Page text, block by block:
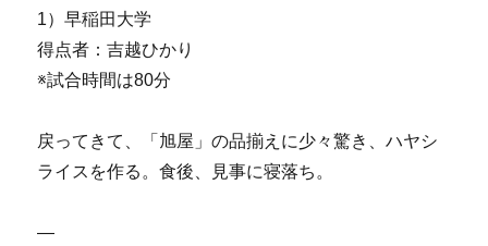
1）早稲田大学
得点者：吉越ひかり
※試合時間は80分
戻ってきて、「旭屋」の品揃えに少々驚き、ハヤシ
ライスを作る。食後、見事に寝落ち。
—